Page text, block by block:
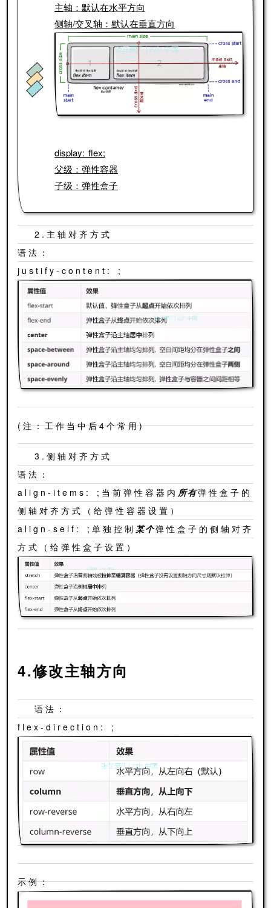
主轴：默认在水平方向
侧轴/交叉轴：默认在垂直方向
display: flex;
父级：弹性容器
子级：弹性盒子
2.主轴对齐方式
语法：
justify-content: ;
(注：工作当中后4个常用)
3.侧轴对齐方式
语法：
align-items: ;当前弹性容器内 所有弹性盒子的
侧轴对齐方式（给弹性容器设置）
align-self: ;单独控制 某个弹性盒子的侧轴对齐
方式（给弹性盒子设置）
4.修改主轴方向
语法：
flex-direction: ;
示例：